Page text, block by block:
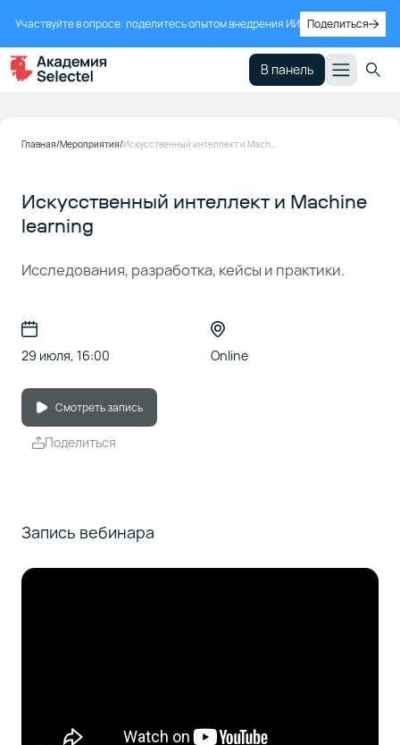
Участвуйте в опросе: поделитесь опытом внедрения ИИ Поделиться
В панель
Главная Мероприятия Искусственный интеллект и Machine learning
Искусственный интеллект и Machine
learning
Исследования, разработка, кейсы и практики.
29 июля, 16:00 Online
Смотреть запись
Поделиться
Запись вебинара